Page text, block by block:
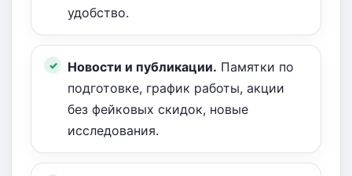
удобство.
Новости и публикации. Памятки по
подготовке, график работы, акции
без фейковых скидок, новые
исследования.